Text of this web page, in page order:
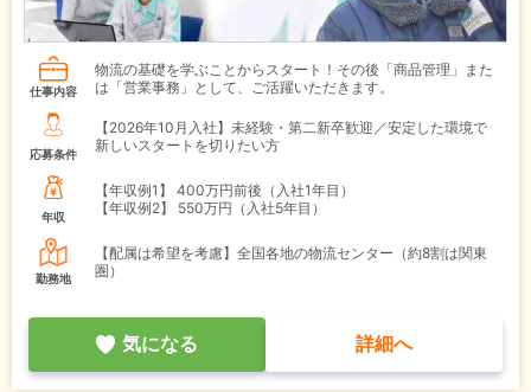
仕事内容
物流の基礎を学ぶことからスタート！その後「商品管理」また
は「営業事務」として、ご活躍いただきます。
応募条件
【2026年10月入社】未経験・第二新卒歓迎／安定した環境で
新しいスタートを切りたい方
年収
【年収例1】
400万円前後（入社1年目）
【年収例2】
550万円（入社5年目）
勤務地
【配属は希望を考慮】全国各地の物流センター（約8割は関東
圏）
気になる 詳細へ